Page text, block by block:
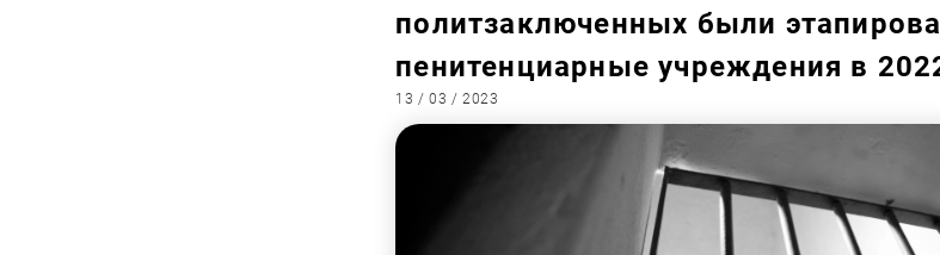
политзаключенных были
пенитенциарные учреждения в
13 / 03 / 2023